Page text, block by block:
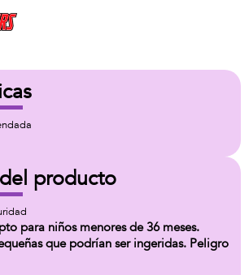
producto
para niños menores de 36 meses.
que podrían ser ingeridas. Peligro